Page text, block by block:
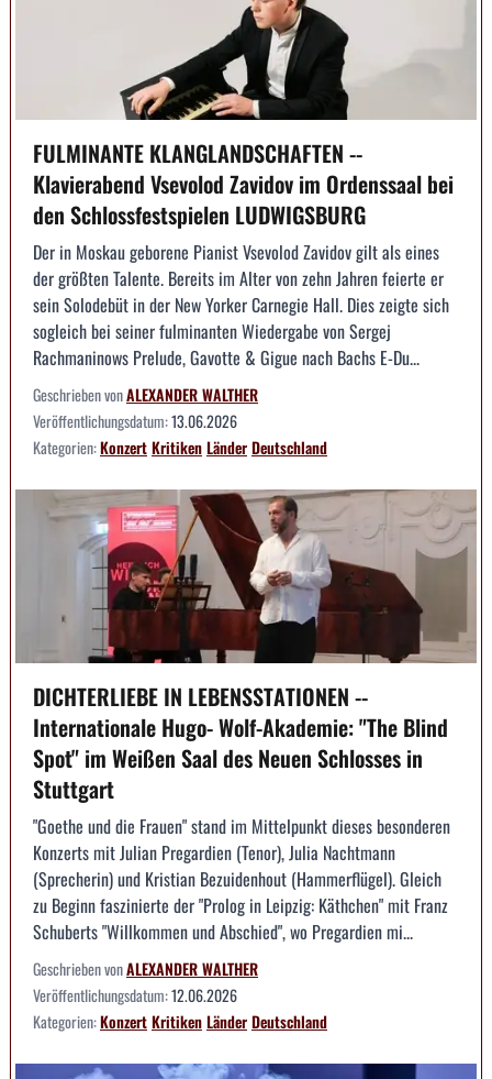
FULMINANTE KLANGLANDSCHAFTEN --
Klavierabend Vsevolod Zavidov im Ordenssaal bei
den Schlossfestspielen LUDWIGSBURG
Der in Moskau geborene Pianist Vsevolod Zavidov gilt als eines
der größten Talente. Bereits im Alter von zehn Jahren feierte er
sein Solodebüt in der New Yorker Carnegie Hall. Dies zeigte sich
sogleich bei seiner fulminanten Wiedergabe von Sergej
Rachmaninows Prelude, Gavotte & Gigue nach Bachs E-Du...
Geschrieben vonALEXANDER WALTHER
Veröffentlichungsdatum:13.06.2026
Kategorien:KonzertKritikenLänderDeutschland
DICHTERLIEBE IN LEBENSSTATIONEN --
Internationale Hugo- Wolf-Akademie: "The Blind
Spot" im Weißen Saal des Neuen Schlosses in
Stuttgart
"Goethe und die Frauen" stand im Mittelpunkt dieses besonderen
Konzerts mit Julian Pregardien (Tenor), Julia Nachtmann
(Sprecherin) und Kristian Bezuidenhout (Hammerflügel). Gleich
zu Beginn faszinierte der "Prolog in Leipzig: Käthchen" mit Franz
Schuberts "Willkommen und Abschied", wo Pregardien mi...
Geschrieben vonALEXANDER WALTHER
Veröffentlichungsdatum:12.06.2026
Kategorien:KonzertKritikenLänderDeutschland